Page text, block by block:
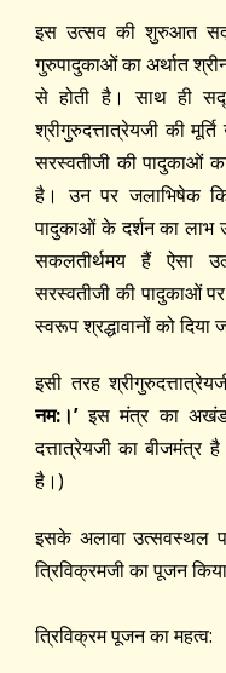
इस उत्सव की शुरुआत
गुरुपादुकाओं का अर्थात
से होती है। साथ ही
श्रीगुरुदत्तात्रेयजी की
सरस्वतीजी की पादुकाओं
है। उन पर जलाभिषेक
पादुकाओं के दर्शन का
सकलतीर्थमय हैं ऐसा
सरस्वतीजी की पादुकाओं
स्वरूप श्रद्धावानों को दिया
इसी तरह
नम:।’इस मंत्र का अखंड
दत्तात्रेयजी का बीजमंत्र
है।)
इसके अलावा उत्सवस्थल
त्रिविक्रमजी का पूजन
त्रिविक्रम पूजन का महत्व: